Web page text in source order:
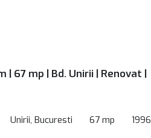
67 mp | Bd. Unirii | Renovat |
Unirii, Bucuresti 67 mp 1996